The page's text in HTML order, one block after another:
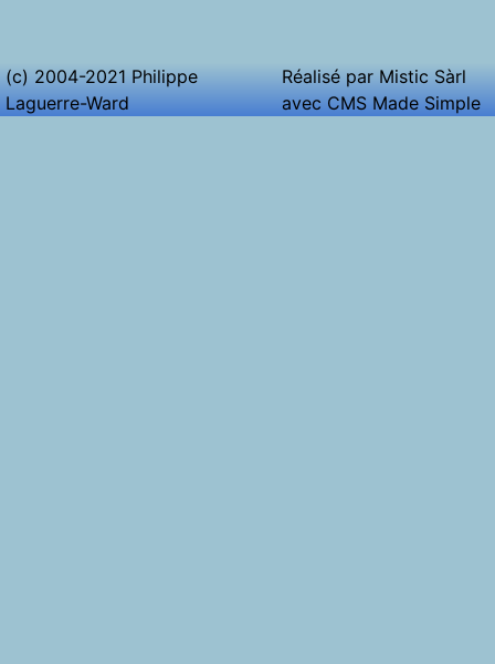
(c) 2004-2021 Philippe
Laguerre-Ward
Réalisé par Mistic Sàrl
avec CMS Made Simple